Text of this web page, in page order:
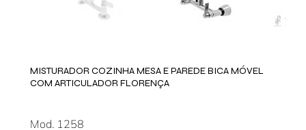
MISTURADOR COZINHA MESA E PAREDE BICA MÓVEL
COM ARTICULADOR FLORENÇA
Mod. 1258